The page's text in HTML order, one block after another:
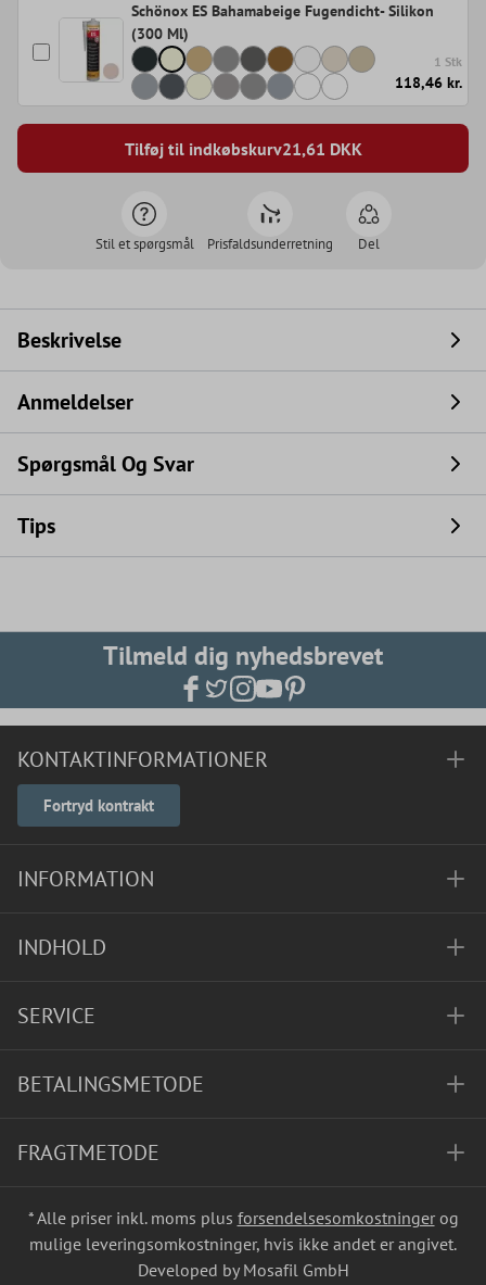
Schönox ES Bahamabeige Fugendicht- Silikon
(300 Ml)
1 Stk
118,46 kr.
Tilføj til indkøbskurv21,61 DKK
Stil et spørgsmål Prisfaldsunderretning Del
Beskrivelse
Anmeldelser
Spørgsmål Og Svar
Tips
Tilmeld dig nyhedsbrevet
KONTAKTINFORMATIONER
Fortryd kontrakt
INFORMATION
INDHOLD
SERVICE
BETALINGSMETODE
FRAGTMETODE
* Alle priser inkl. moms plus forsendelsesomkostningerog
mulige leveringsomkostninger, hvis ikke andet er angivet.
Developed by Mosafil GmbH